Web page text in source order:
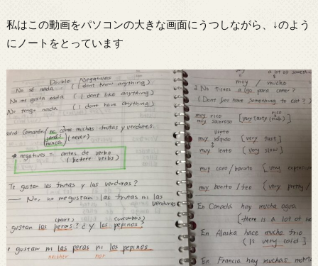
私はこの動画をパソコンの大きな画面にうつしながら、↓のよう
にノートをとっています